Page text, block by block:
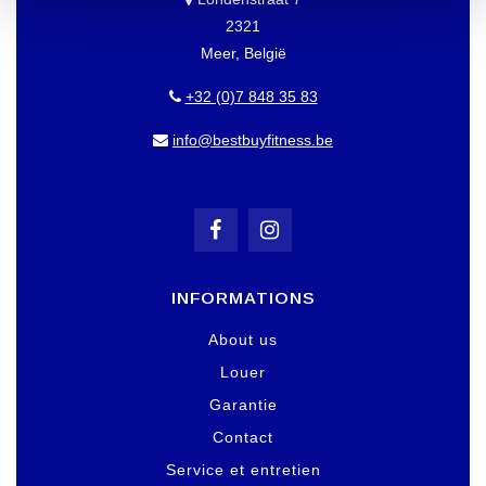
2321
Meer, België
+32 (0)7 848 35 83
info@bestbuyfitness.be
INFORMATIONS
About us
Louer
Garantie
Contact
Service et entretien